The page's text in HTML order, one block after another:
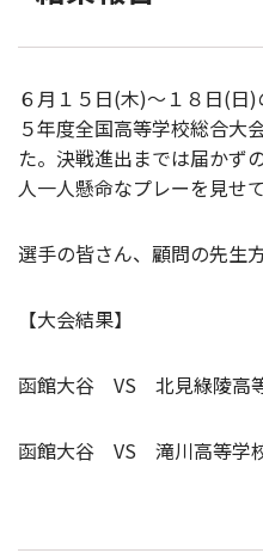
６月１５日(木)～１８日(日
５年度全国高等学校総合大
た。決戦進出までは届かず
人一人懸命なプレーを見せ
選手の皆さん、顧問の先生
【大会結果】
函館大谷 VS 北見綠陵
函館大谷 VS 滝川高